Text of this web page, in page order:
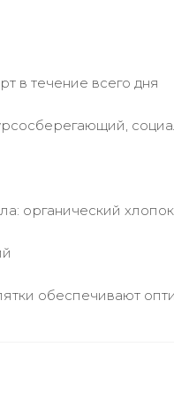
в течение всего дня
органический
обеспечивают